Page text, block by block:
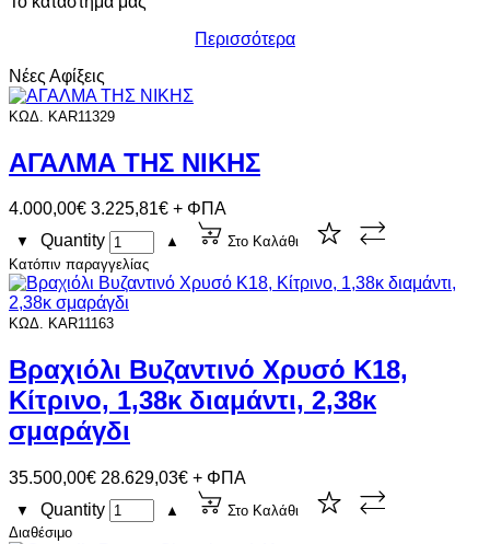
Περισσότερα
Νέες Αφίξεις
ΚΩΔ. KAR11329
ΑΓΑΛΜΑ ΤΗΣ ΝΙΚΗΣ
4.000,00€ 3.225,81€ + ΦΠΑ
▼ Quantity ▲
Στο Καλάθι
Κατόπιν παραγγελίας
ΚΩΔ. KAR11163
Βραχιόλι Βυζαντινό Χρυσό Κ18,
Κίτρινο, 1,38κ διαμάντι, 2,38κ
σμαράγδι
35.500,00€ 28.629,03€ + ΦΠΑ
▼ Quantity ▲
Στο Καλάθι
Διαθέσιμο